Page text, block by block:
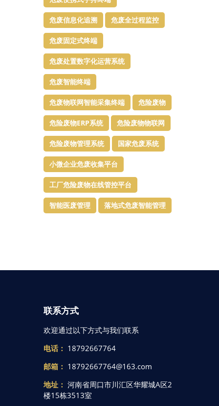
危废信息化追溯 危废全过程监控
危废固定式终端
危废处置数字化运营系统
危废智能终端
危废物联网智能采集终端 危险废物
危险废物ERP系统 危险废物物联网
危险废物管理系统 国家危废系统
小微企业危废收集平台
工厂危险废物在线管控平台
智能医废管理 落地式危废智能管理
联系方式
欢迎通过以下方式与我们联系
电话： 18792667764
邮箱： 18792667764@163.com
地址： 河南省周口市川汇区华耀城A区2
楼15栋3513室